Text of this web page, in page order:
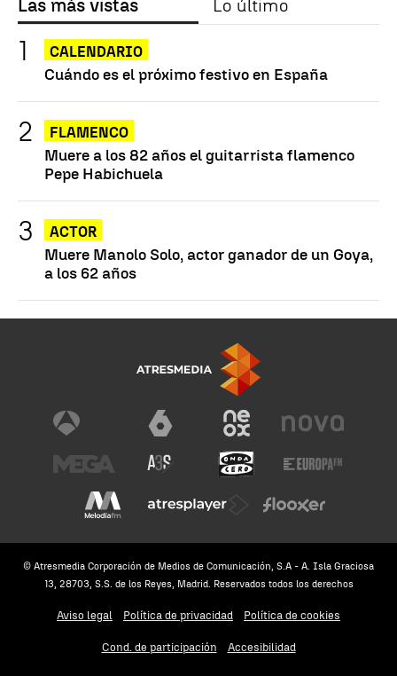
Las más vistas Lo último
CALENDARIO
Cuándo es el próximo festivo en España
FLAMENCO
Muere a los 82 años el guitarrista flamenco
Pepe Habichuela
ACTOR
Muere Manolo Solo, actor ganador de un Goya,
a los 62 años
© Atresmedia Corporación de Medios de Comunicación, S.A - A. Isla Graciosa
13, 28703, S.S. de los Reyes, Madrid. Reservados todos los derechos
Aviso legal Política de privacidad Política de cookies
Cond. de participación Accesibilidad